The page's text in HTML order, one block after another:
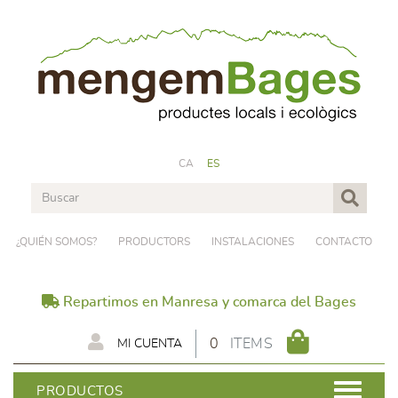
CA ES
¿QUIÉN SOMOS? PRODUCTORS INSTALACIONES CONTACTO
Repartimos en Manresa y comarca del Bages
0 ITEMS
MI CUENTA
PRODUCTOS